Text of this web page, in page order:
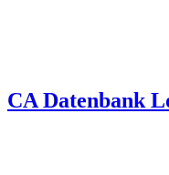
CA Datenbank